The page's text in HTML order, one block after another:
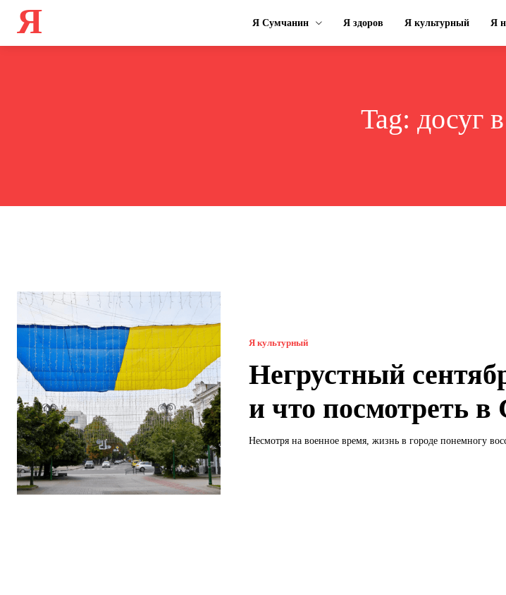
Я Я Сумчанин Я здоров Я культурный Я
Tag: досуг
Я культурный
Негрустный
и что посмотреть в
Несмотря на военное время, жизнь в городе понемногу